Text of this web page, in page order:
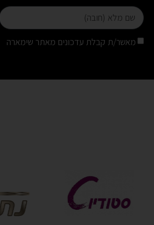
מאשר/ת קבלת עדכונים מאתר שימארה